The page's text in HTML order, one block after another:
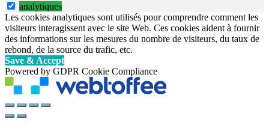
analytiques
Les cookies analytiques sont utilisés pour comprendre comment les
visiteurs interagissent avec le site Web. Ces cookies aident à fournir
des informations sur les mesures du nombre de visiteurs, du taux de
rebond, de la source du trafic, etc.
Save & Accept
Powered by GDPR Cookie Compliance